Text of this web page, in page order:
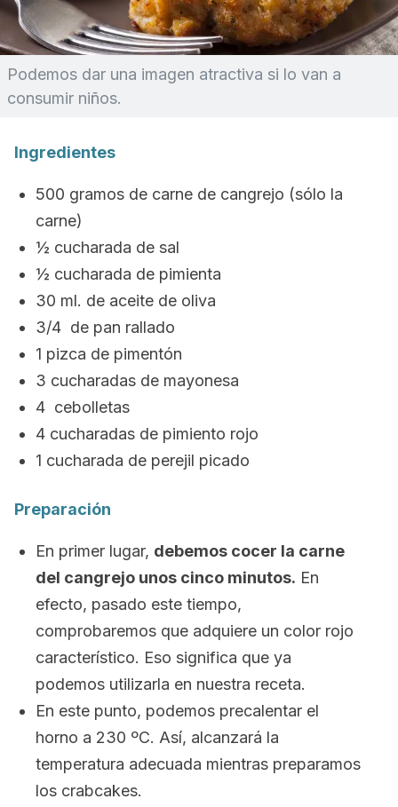
Podemos dar una imagen atractiva si lo van a
consumir niños.
Ingredientes
500 gramos de carne de cangrejo (sólo la
carne)
½ cucharada de sal
½ cucharada de pimienta
30 ml. de aceite de oliva
3/4 de pan rallado
1 pizca de pimentón
3 cucharadas de mayonesa
4 cebolletas
4 cucharadas de pimiento rojo
1 cucharada de perejil picado
Preparación
En primer lugar, debemos cocer la carne
del cangrejo unos cinco minutos. En
efecto, pasado este tiempo,
comprobaremos que adquiere un color rojo
característico. Eso significa que ya
podemos utilizarla en nuestra receta.
En este punto, podemos precalentar el
horno a 230 ºC. Así, alcanzará la
temperatura adecuada mientras preparamos
los crabcakes.